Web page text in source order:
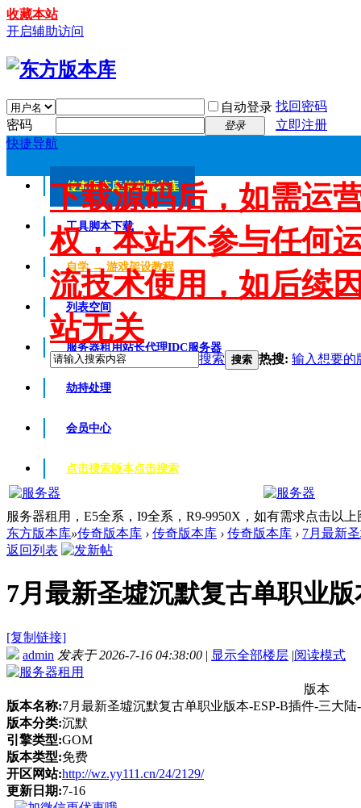
收藏本站
开启辅助访问
自动登录 找回密码
密码
登录
立即注册
快捷导航
传奇版本库传奇版本库
工具脚本下载
自学 → 游戏架设教程
列表空间
服务器租用站长代理IDC服务器
劫持处理
会员中心
点击搜索版本点击搜索
下载源码后，如需运
权，本站不参与任何
流技术使用，如后续
站无关
搜索 搜索 热搜: 输入想要的
服务器租用，E5全系，I9全系，R9-9950X，如有需求点击以
东方版本库»传奇版本库 › 传奇版本库 › 传奇版本库 › 7月最新
返回列表
7月最新圣墟沉默复古单职业
[复制链接]
admin 发表于 2026-7-16 04:38:00 | 显示全部楼层 |阅读模式
版本
版本名称:7月最新圣墟沉默复古单职业版本-ESP-B插件-三大
版本分类:沉默
引擎类型:GOM
版本类型:免费
开区网站:http://wz.yy111.cn/24/2129/
更新日期:7-16